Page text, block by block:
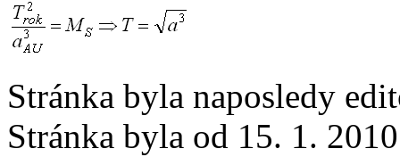
Stránka byla naposledy
Stránka byla od 15. 1.